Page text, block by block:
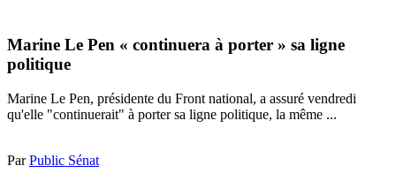
Marine Le Pen « continuera à porter » sa ligne
politique
Marine Le Pen, présidente du Front national, a assuré vendredi
qu'elle "continuerait" à porter sa ligne politique, la même ...
ParPublic Sénat